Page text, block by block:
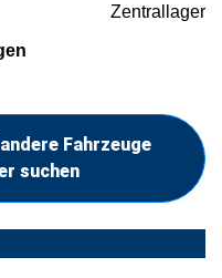
Zentrallager
Fahrzeuge
suchen